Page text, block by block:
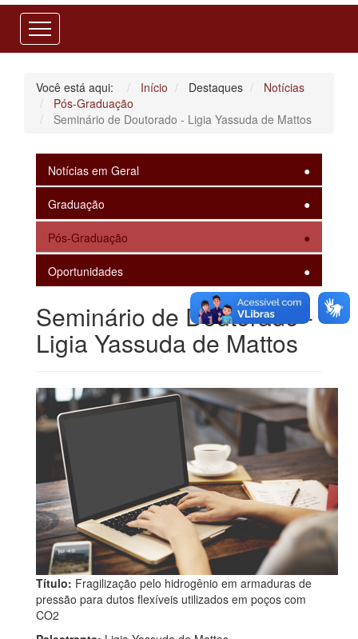
Você está aqui: Início Destaques
Notícias
Pós-Graduação
Seminário de Doutorado - Ligia Yassuda de Mattos
Notícias em Geral
Graduação
Pós-Graduação
Oportunidades
Seminário de Doutorado -
Ligia Yassuda de Mattos
Título: Fragilização pelo hidrogênio em armaduras de
pressão para dutos flexíveis utilizados em poços com
CO2